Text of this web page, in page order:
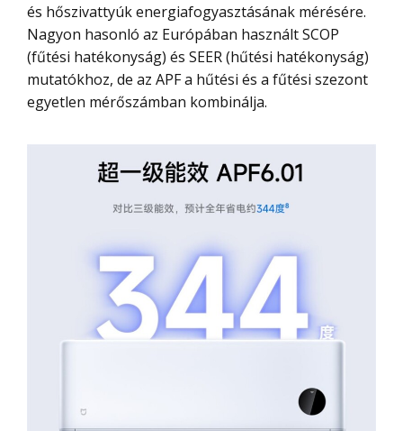
és hőszivattyúk energiafogyasztásának mérésére.
Nagyon hasonló az Európában használt SCOP
(fűtési hatékonyság) és SEER (hűtési hatékonyság)
mutatókhoz, de az APF a hűtési és a fűtési szezont
egyetlen mérőszámban kombinálja.